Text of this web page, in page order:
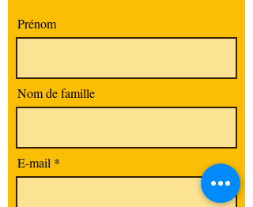
Prénom
Nom de famille
E-mail